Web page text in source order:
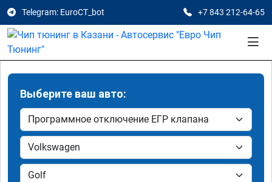
Telegram: EuroCT_bot +7 843 212-64-65
Выберите ваш авто: